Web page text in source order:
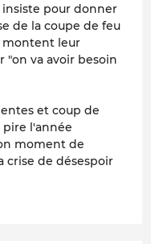
insiste pour donner
de la coupe de feu
montent leur
"on va avoir besoin
et coup de
pire l'année
moment de
crise de désespoir